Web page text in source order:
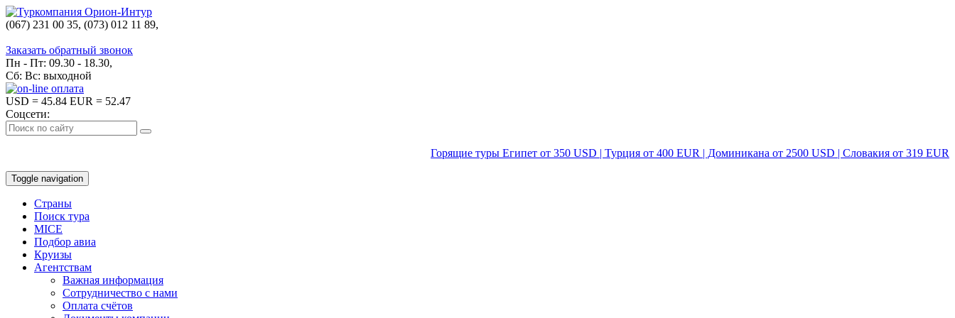
(067) 231 00 35, (073) 012 11 89,
Заказать обратный звонок
Пн - Пт: 09.30 - 18.30,
Сб: Вс: выходной
USD = 45.84 EUR = 52.47
Соцсети:
Горящие туры Египет от 350 USD | Турция от 400 EUR | Доминикана от 2500 USD | Словакия от 319 EUR
Toggle navigation
Страны
Поиск тура
MICE
Подбор авиа
Круизы
Агентствам
Важная информация
Сотрудничество с нами
Оплата счётов